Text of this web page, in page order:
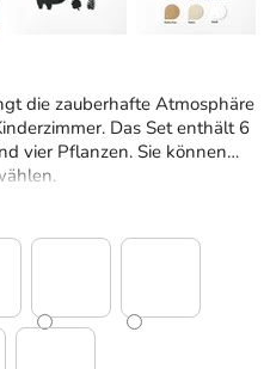
die zauberhafte Atmosphäre
Das Set enthält 6
vier Pflanzen. Sie können